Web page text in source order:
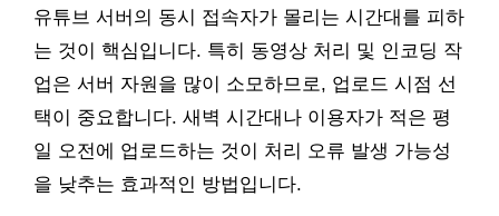
유튜브 서버의 동시 접속자가 몰리는 시간대를 피하
는 것이 핵심입니다. 특히 동영상 처리 및 인코딩 작
업은 서버 자원을 많이 소모하므로, 업로드 시점 선
택이 중요합니다. 새벽 시간대나 이용자가 적은 평
일 오전에 업로드하는 것이 처리 오류 발생 가능성
을 낮추는 효과적인 방법입니다.